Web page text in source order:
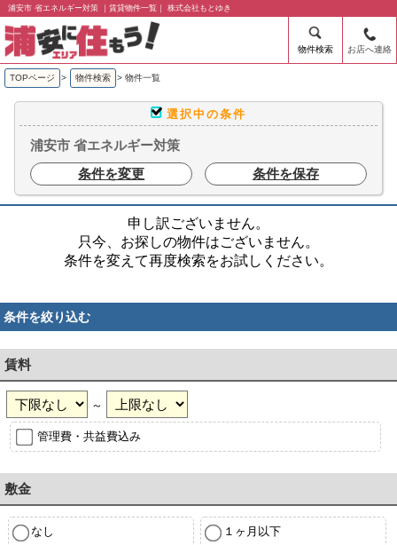
浦安市 省エネルギー対策 ｜賃貸物件一覧｜ 株式会社もとゆき
物件検索 お店へ連絡
TOPページ > 物件検索 > 物件一覧
選択中の条件
浦安市 省エネルギー対策
条件を変更
条件を保存
申し訳ございません。
只今、お探しの物件はございません。
条件を変えて再度検索をお試しください。
条件を絞り込む
賃料
～
管理費・共益費込み
敷金
なし １ヶ月以下